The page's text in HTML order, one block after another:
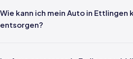
Wie kann ich mein Auto in Ettlingen
entsorgen?